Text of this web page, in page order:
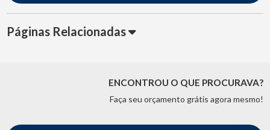
Páginas Relacionadas
ENCONTROU O QUE PROCURAVA?
Faça seu orçamento grátis agora mesmo!